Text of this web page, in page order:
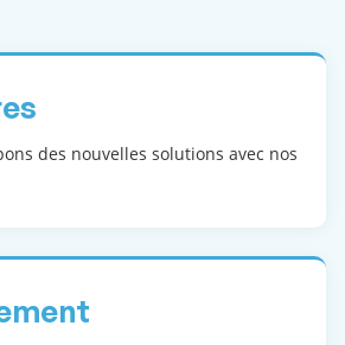
des nouvelles solutions avec nos